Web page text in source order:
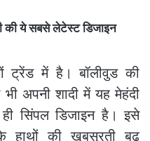
ट्रेंड में है। बॉलीवुड की
अपनी शादी में यह मेहंदी
सिंपल डिजाइन है। इसे
की खूबसूरती बढ़